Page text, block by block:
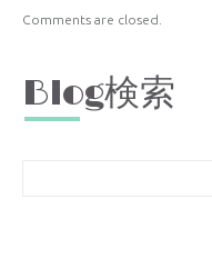
Comments are closed.
Blog検索